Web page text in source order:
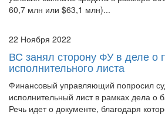
22 Ноября 2022
исполнительного листа
Финансовый управляющий попросил
исполнительный лист в рамках дела о
Речь идет о документе, благодаря
дарения нежилого помещения между
должника будет признана